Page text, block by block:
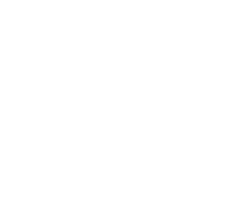
con 21 puntos. En lo que
Obejuna y Montalbeño,
oportunidad para continuar
el deporte y en el fútbol, no